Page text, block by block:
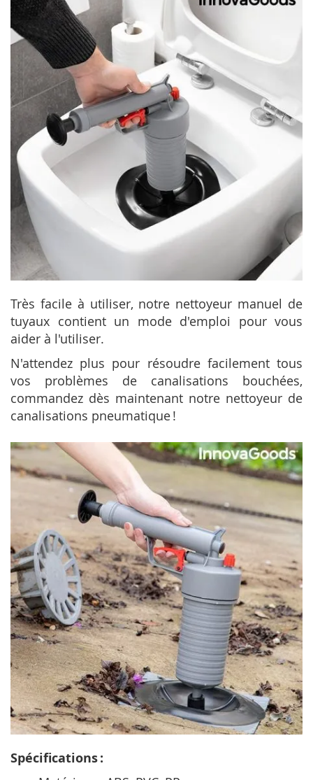
Très facile à utiliser, notre nettoyeur manuel de
tuyaux contient un mode d'emploi pour vous
aider à l'utiliser.
N'attendez plus pour résoudre facilement tous
vos problèmes de canalisations bouchées,
commandez dès maintenant notre nettoyeur de
canalisations pneumatique !
Spécifications :